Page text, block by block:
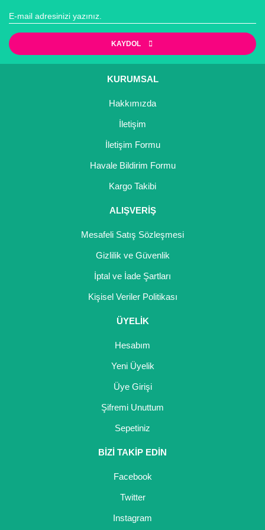
Yorum Yaz
Ürün açıklamasında eksik bilgiler bulunuyor.
Bu ürüne benzer farklı alternatifler olmalı.
Gönder
KAYDOL
KURUMSAL
Hakkımızda
İletişim
İletişim Formu
Havale Bildirim Formu
Kargo Takibi
ALIŞVERİŞ
Mesafeli Satış Sözleşmesi
Gizlilik ve Güvenlik
İptal ve İade Şartları
Kişisel Veriler Politikası
ÜYELİK
Hesabım
Yeni Üyelik
Üye Girişi
Şifremi Unuttum
Sepetiniz
BİZİ TAKİP EDİN
Facebook
Twitter
Instagram